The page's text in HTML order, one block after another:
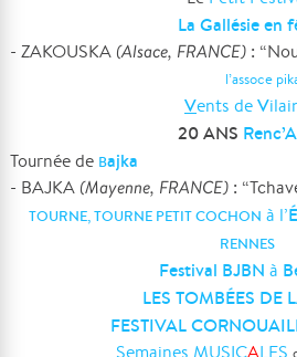
La Gallésie en
- ZAKOUSKA (Alsace, FRANCE) :
l’assoce
Vents deV
20 ANS
Tournée de Bajka
- BAJKA (Mayenne, FRANCE) :
TOURNE, TOURNE PETIT COCHON à l’
RENNES
Festival BJBN à
LES TOMBÉES DE
FESTIVAL
Semaines MUSICALES